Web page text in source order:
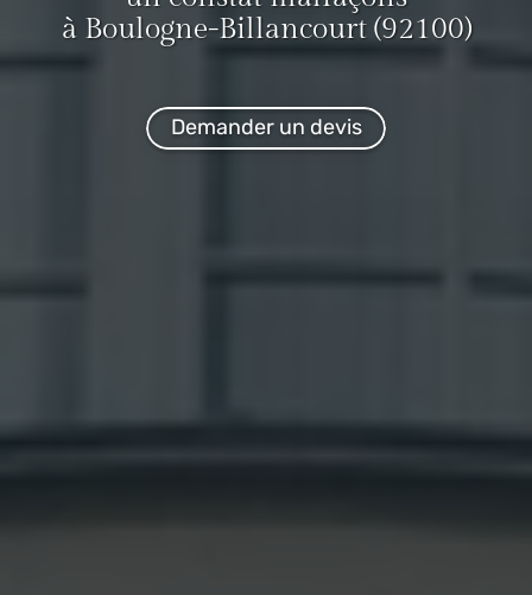
à Boulogne-Billancourt (92100)
Demander un devis